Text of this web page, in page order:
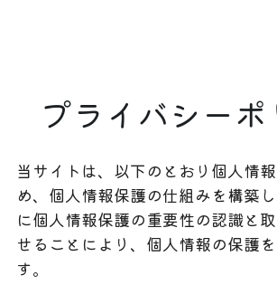
プライバシーポ
当サイトは、以下のとおり個人情
め、個人情報保護の仕組みを構築
に個人情報保護の重要性の認識と
せることにより、個人情報の保護
す。